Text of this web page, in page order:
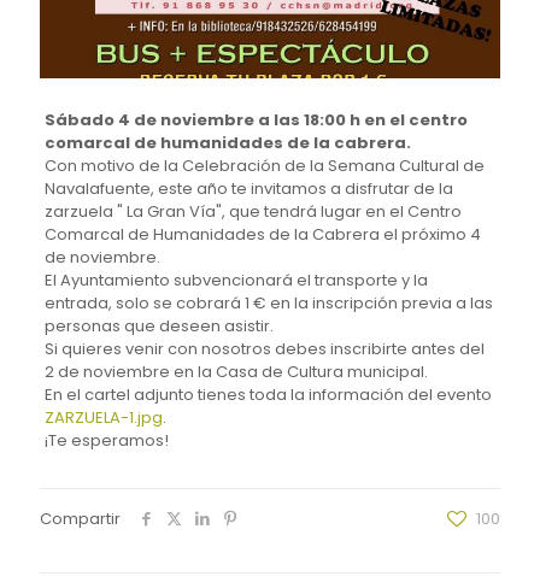
Sábado 4 de noviembre a las 18:00 h en el centro
comarcal de humanidades de la cabrera.
Con motivo de la Celebración de la Semana Cultural de
Navalafuente, este año te invitamos a disfrutar de la
zarzuela " La Gran Vía", que tendrá lugar en el Centro
Comarcal de Humanidades de la Cabrera el próximo 4
de noviembre.
El Ayuntamiento subvencionará el transporte y la
entrada, solo se cobrará 1 € en la inscripción previa a las
personas que deseen asistir.
Si quieres venir con nosotros debes inscribirte antes del
2 de noviembre en la Casa de Cultura municipal.
En el cartel adjunto tienes toda la información del evento
ZARZUELA-1.jpg.
¡Te esperamos!
Compartir 100